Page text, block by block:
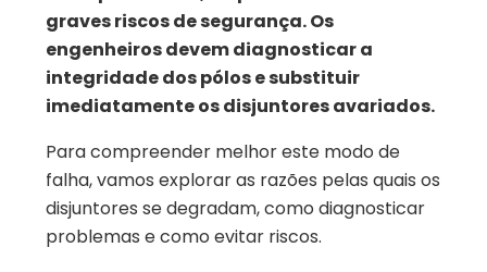
graves riscos de segurança. Os
engenheiros devem diagnosticar a
integridade dos pólos e substituir
imediatamente os disjuntores avariados.
Para compreender melhor este modo de
falha, vamos explorar as razões pelas quais os
disjuntores se degradam, como diagnosticar
problemas e como evitar riscos.